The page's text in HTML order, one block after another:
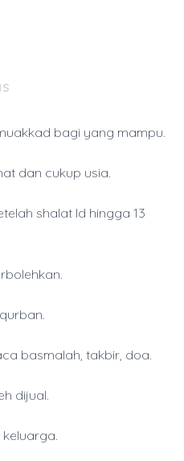
bagi yang mampu.
dan cukup usia.
shalat Id hingga 13
basmalah, takbir, doa.
dijual.